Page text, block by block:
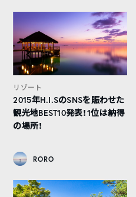
リゾート
2015年H.I.SのSNSを賑わせた
観光地BEST10発表！1位は納得
の場所！
RORO